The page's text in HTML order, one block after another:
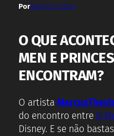
PorRodrigo Castro
O QUE
MEN E
ENCONTRAM?
O artista
do encontro entre X-
Disney. E se não